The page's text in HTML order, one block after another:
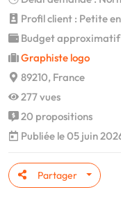
Profil client : Petite
Budget
Graphiste logo
89210, France
277 vues
20 propositions
Publiée le 05 juin
Partager